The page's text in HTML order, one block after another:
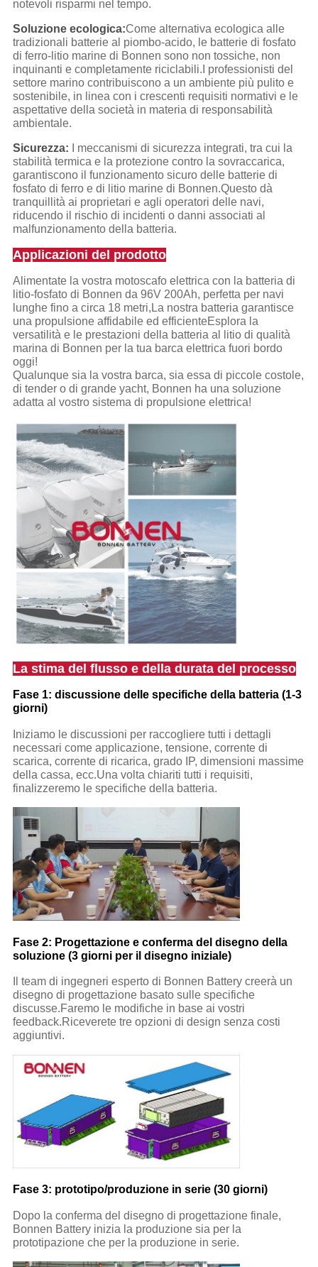
notevoli risparmi nel tempo.
Soluzione ecologica:Come alternativa ecologica alle
tradizionali batterie al piombo-acido, le batterie di fosfato
di ferro-litio marine di Bonnen sono non tossiche, non
inquinanti e completamente riciclabili.I professionisti del
settore marino contribuiscono a un ambiente più pulito e
sostenibile, in linea con i crescenti requisiti normativi e le
aspettative della società in materia di responsabilità
ambientale.
Sicurezza:
I meccanismi di sicurezza integrati, tra cui la
stabilità termica e la protezione contro la sovraccarica,
garantiscono il funzionamento sicuro delle batterie di
fosfato di ferro e di litio marine di Bonnen.Questo dà
tranquillità ai proprietari e agli operatori delle navi,
riducendo il rischio di incidenti o danni associati al
malfunzionamento della batteria.
Applicazioni del prodotto
Alimentate la vostra motoscafo elettrica con la batteria di
litio-fosfato di Bonnen da 96V 200Ah, perfetta per navi
lunghe fino a circa 18 metri,La nostra batteria garantisce
una propulsione affidabile ed efficienteEsplora la
versatilità e le prestazioni della batteria al litio di qualità
marina di Bonnen per la tua barca elettrica fuori bordo
oggi!
Qualunque sia la vostra barca, sia essa di piccole costole,
di tender o di grande yacht, Bonnen ha una soluzione
adatta al vostro sistema di propulsione elettrica!
La stima del flusso e della durata del processo
Fase 1: discussione delle specifiche della batteria (1-3
giorni)
Iniziamo le discussioni per raccogliere tutti i dettagli
necessari come applicazione, tensione, corrente di
scarica, corrente di ricarica, grado IP, dimensioni massime
della cassa, ecc.Una volta chiariti tutti i requisiti,
finalizzeremo le specifiche della batteria.
Fase 2: Progettazione e conferma del disegno della
soluzione (3 giorni per il disegno iniziale)
Il team di ingegneri esperto di Bonnen Battery creerà un
disegno di progettazione basato sulle specifiche
discusse.Faremo le modifiche in base ai vostri
feedback.Riceverete tre opzioni di design senza costi
aggiuntivi.
Fase 3: prototipo/produzione in serie (30 giorni)
Dopo la conferma del disegno di progettazione finale,
Bonnen Battery inizia la produzione sia per la
prototipazione che per la produzione in serie.